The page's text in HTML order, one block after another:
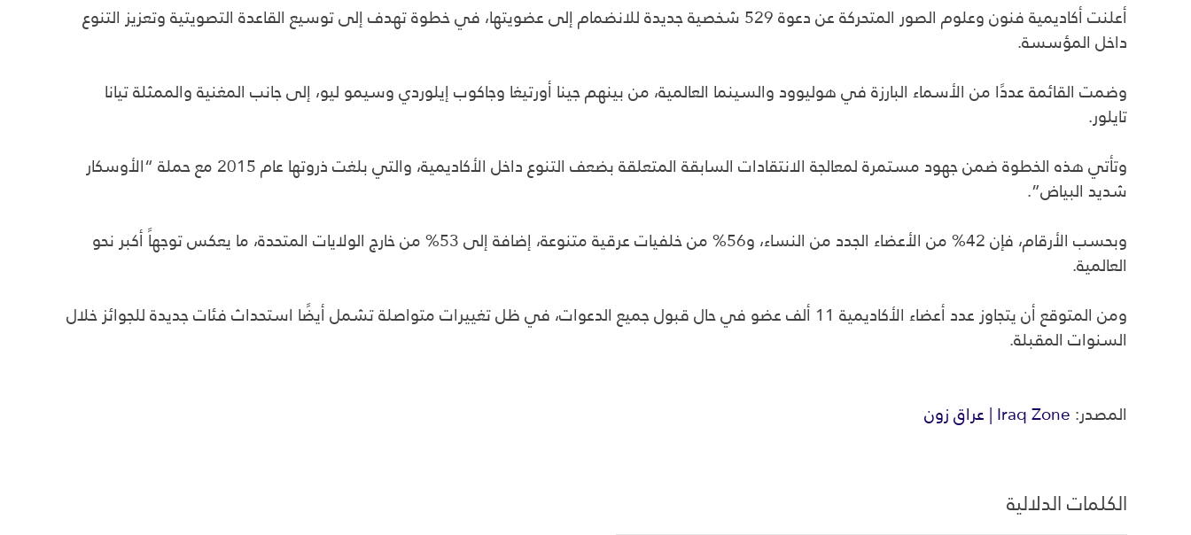
أعلنت أكاديمية فنون وعلوم الصور المتحركة عن دعوة 529 شخصية جديدة للانضمام إلى عضويتها، في خطوة تهدف إلى توسيع القاعدة التصويتية وتعزيز التنوع
داخل المؤسسة.
وضمت القائمة عددًا من الأسماء البارزة في هوليوود والسينما العالمية، من بينهم جينا أورتيغا وجاكوب إيلوردي وسيمو ليو، إلى جانب المغنية والممثلة تيانا
تايلور.
وتأتي هذه الخطوة ضمن جهود مستمرة لمعالجة الانتقادات السابقة المتعلقة بضعف التنوع داخل الأكاديمية، والتي بلغت ذروتها عام 2015 مع حملة “الأوسكار
شديد البياض”.
وبحسب الأرقام، فإن 42% من الأعضاء الجدد من النساء، و56% من خلفيات عرقية متنوعة، إضافة إلى 53% من خارج الولايات المتحدة، ما يعكس توجهاً أكبر نحو
العالمية.
ومن المتوقع أن يتجاوز عدد أعضاء الأكاديمية 11 ألف عضو في حال قبول جميع الدعوات، في ظل تغييرات متواصلة تشمل أيضًا استحداث فئات جديدة للجوائز خلال
السنوات المقبلة.
المصدر:Iraq Zone | عراق زون
الكلمات الدلالية